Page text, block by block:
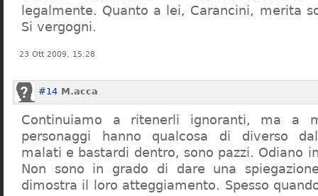
legalmente. Quanto a lei, Carancini, merita
Si vergogni.
23 Ott 2009, 15:28
#14 M.acca
Continuiamo a ritenerli ignoranti, ma a
personaggi hanno qualcosa di diverso
malati e bastardi dentro, sono pazzi. Odiano
Non sono in grado di dare una
dimostra il loro atteggiamento. Spesso